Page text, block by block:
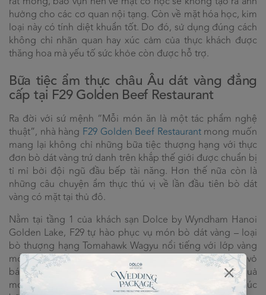
hưởng cho các cơ quan nội tạng. Còn về mặt hóa học, kim
loại này có tính diệt khuẩn tốt. Do đó, sử dụng đúng cách
không chỉ nhãn quan hay xúc cảm của thực khách được
thăng hoa mà yếu tố sức khỏe còn được hỗ trợ.
Bữa tiệc ẩm thực châu Âu dát vàng đẳng
cấp tại F29 Golden Beef Restaurant
Ra đời với sứ mệnh “Mỗi món ăn là một tác phẩm nghệ
thuật”, nhà hàng F29 Golden Beef Restaurantmong muốn
mang lại không chỉ những bữa tiệc thượng hạng với thực
đơn bò dát vàng trứ danh trên khắp thế giới được chuẩn bị
tỉ mỉ bởi đội ngũ đầu bếp tài năng. Hơn thế nữa còn là
những câu chuyện ẩm thực thú vị về lần đầu tiên bò dát
vàng có mặt tại thủ đô.
Nằm tại tầng 1 của khách sạn Dolce by Wyndham Hanoi
Golden Lake, F29 tự hào phục vụ món bò dát vàng – loại
bò thượng hạng Tomahawk Wagyu nổi tiếng với lớp vàng
mỏng 24K đầy mê hoặc. Burger dát vàng toàn bộ phần vỏ
bánh, kèm theo lớp thịt bò mềm ẩm. Hay bánh ngọt quả
mơ dát vàng – Nốt nhạc dịu dàng lại hân hoan để kết thúc